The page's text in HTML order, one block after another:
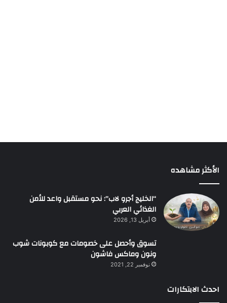
الأكثر مشاهده
“الخليج أجرو لاب”: نحو مستقبل واعد للأمن
الغذائي العربي
أبريل 13, 2026
تسوق وأحصل على خصومات مع كوبونات شوب
ونون وماكس فاشون
نوفمبر 22, 2021
احدث الابتكارات